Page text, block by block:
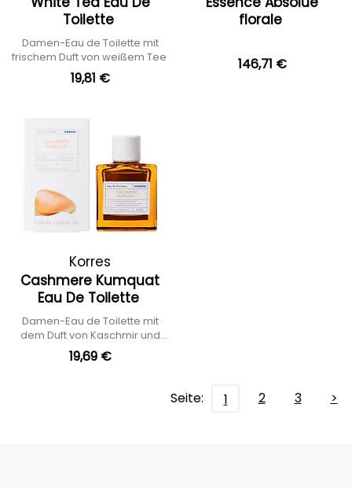
Toilette
Damen-Eau de Toilette mit
frischem Duft von weißem Tee
19,81 €
florale
146,71 €
Korres
Cashmere Kumquat
Eau De Toilette
Damen-Eau de Toilette mit
dem Duft von Kaschmir und
Kumquat
19,69 €
Seite: 1 2 3 >